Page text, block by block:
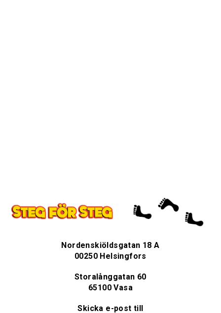
Nordenskiöldsgatan 18 A
00250 Helsingfors
Storalånggatan 60
65100 Vasa
Skicka e-post till